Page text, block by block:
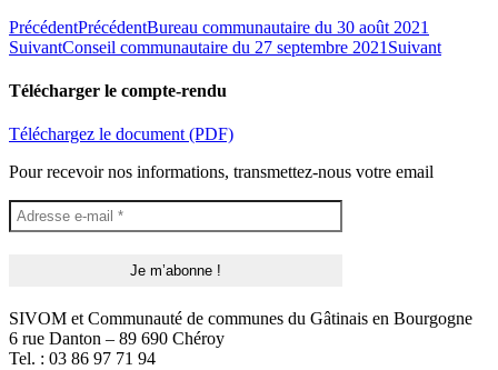
PrécédentPrécédentBureau communautaire du 30 août 2021
SuivantConseil communautaire du 27 septembre 2021 Suivant
Télécharger le compte-rendu
Téléchargez le document (PDF)
Pour recevoir nos informations, transmettez-nous votre email
SIVOM et Communauté de communes du Gâtinais en Bourgogne
6 rue Danton – 89 690 Chéroy
Tel. : 03 86 97 71 94